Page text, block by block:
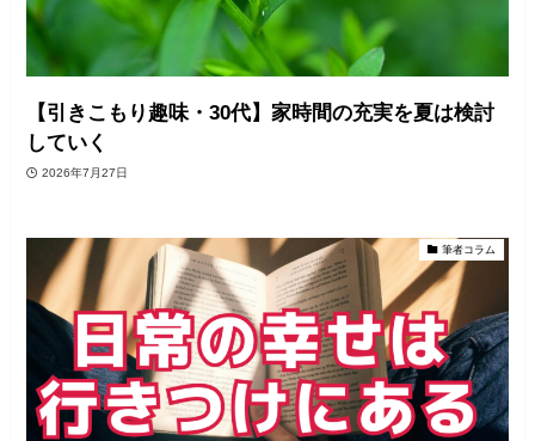
【引きこもり趣味・30代】家時間の充実を夏は検討
していく
2026年7月27日
筆者コラム